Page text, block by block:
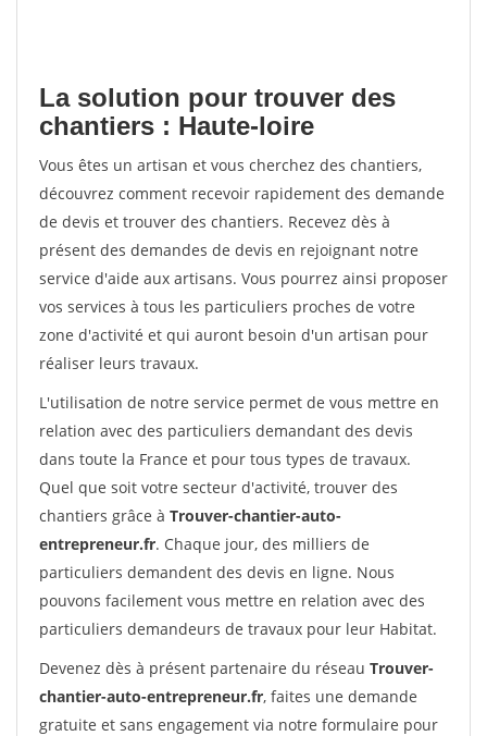
La solution pour trouver des
chantiers : Haute-loire
Vous êtes un artisan et vous cherchez des chantiers,
découvrez comment recevoir rapidement des demande
de devis et trouver des chantiers. Recevez dès à
présent des demandes de devis en rejoignant notre
service d'aide aux artisans. Vous pourrez ainsi proposer
vos services à tous les particuliers proches de votre
zone d'activité et qui auront besoin d'un artisan pour
réaliser leurs travaux.
L'utilisation de notre service permet de vous mettre en
relation avec des particuliers demandant des devis
dans toute la France et pour tous types de travaux.
Quel que soit votre secteur d'activité, trouver des
chantiers grâce à Trouver-chantier-auto-
entrepreneur.fr. Chaque jour, des milliers de
particuliers demandent des devis en ligne. Nous
pouvons facilement vous mettre en relation avec des
particuliers demandeurs de travaux pour leur Habitat.
Devenez dès à présent partenaire du réseau Trouver-
chantier-auto-entrepreneur.fr, faites une demande
gratuite et sans engagement via notre formulaire pour